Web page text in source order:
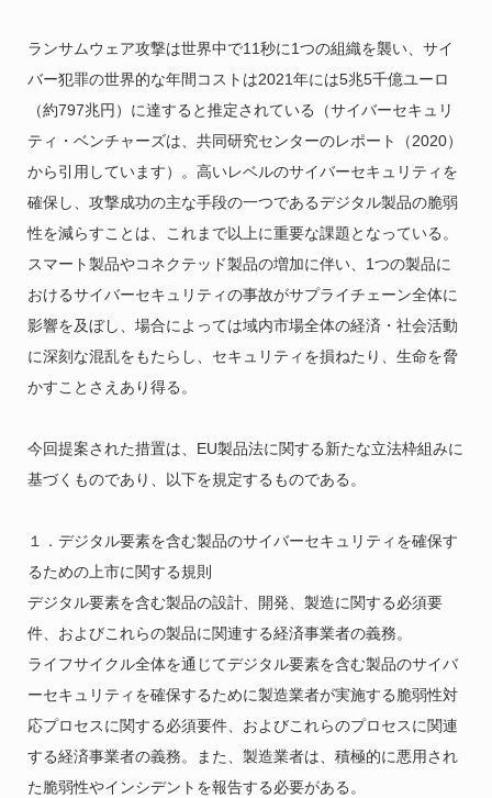
ランサムウェア攻撃は世界中で11秒に1つの組織を襲い、サイ
バー犯罪の世界的な年間コストは2021年には5兆5千億ユーロ
（約797兆円）に達すると推定されている（サイバーセキュリ
ティ・ベンチャーズは、共同研究センターのレポート（2020）
から引用しています）。高いレベルのサイバーセキュリティを
確保し、攻撃成功の主な手段の一つであるデジタル製品の脆弱
性を減らすことは、これまで以上に重要な課題となっている。
スマート製品やコネクテッド製品の増加に伴い、1つの製品に
おけるサイバーセキュリティの事故がサプライチェーン全体に
影響を及ぼし、場合によっては域内市場全体の経済・社会活動
に深刻な混乱をもたらし、セキュリティを損ねたり、生命を脅
かすことさえあり得る。
今回提案された措置は、EU製品法に関する新たな立法枠組みに
基づくものであり、以下を規定するものである。
１．デジタル要素を含む製品のサイバーセキュリティを確保す
るための上市に関する規則
デジタル要素を含む製品の設計、開発、製造に関する必須要
件、およびこれらの製品に関連する経済事業者の義務。
ライフサイクル全体を通じてデジタル要素を含む製品のサイバ
ーセキュリティを確保するために製造業者が実施する脆弱性対
応プロセスに関する必須要件、およびこれらのプロセスに関連
する経済事業者の義務。また、製造業者は、積極的に悪用され
た脆弱性やインシデントを報告する必要がある。